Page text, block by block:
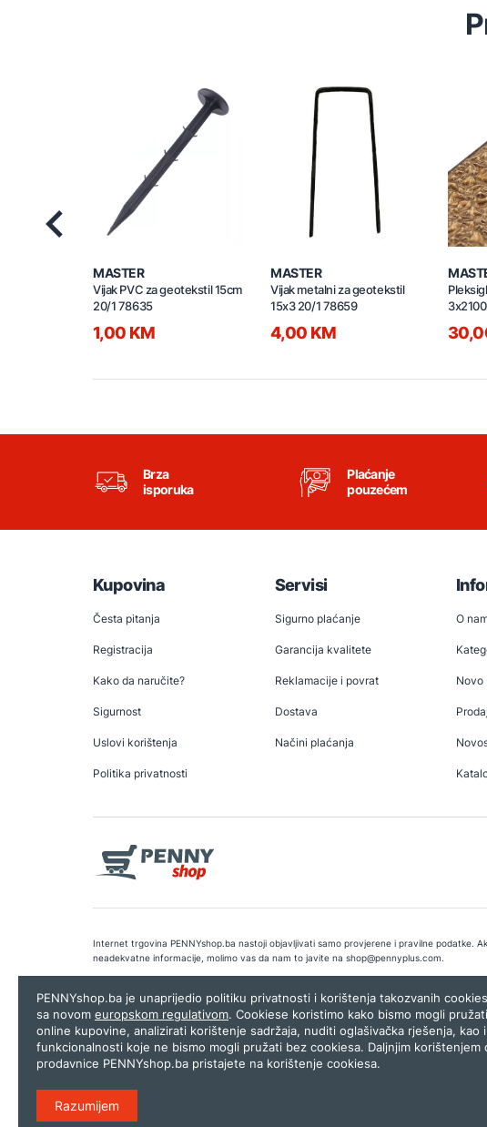
MASTER
Vijak PVC za geotekstil 15cm
20/1 78635
1,00 KM
MASTER
Vijak metalni za geotekstil
15x3 20/1 78659
4,00 KM
Bronza
Brza
isporuka
Plaćanje
pouzećem
Kupovina
Česta pitanja
Registracija
Kako da naručite?
Sigurnost
Uslovi korištenja
Politika privatnosti
Servisi
Sigurno plaćanje
Garancija kvalitete
Reklamacije i povrat
Dostava
Načini plaćanja
O
Novo
Internet trgovina PENNYshop.ba nastoji objavljivati samo provjerene i pravilne podatke.
neadekvatne informacije, molimo vas da nam to javite na shop@pennyplus.com.
Copyright © 2026.Penny plus d.o.o. Sarajevo.Dizajn i programiranje:Lampa.ba
PENNYshop.ba je unaprijedio politiku privatnosti i korištenja takozvanih
sa novom europskom regulativom. Cookiese koristimo kako bismo mogli
online kupovine, analizirati korištenje sadržaja, nuditi oglašivačka rješenja, kao
funkcionalnosti koje ne bismo mogli pružati bez cookiesa. Daljnjim korištenjem
prodavnice PENNYshop.ba pristajete na korištenje cookiesa.
Razumijem